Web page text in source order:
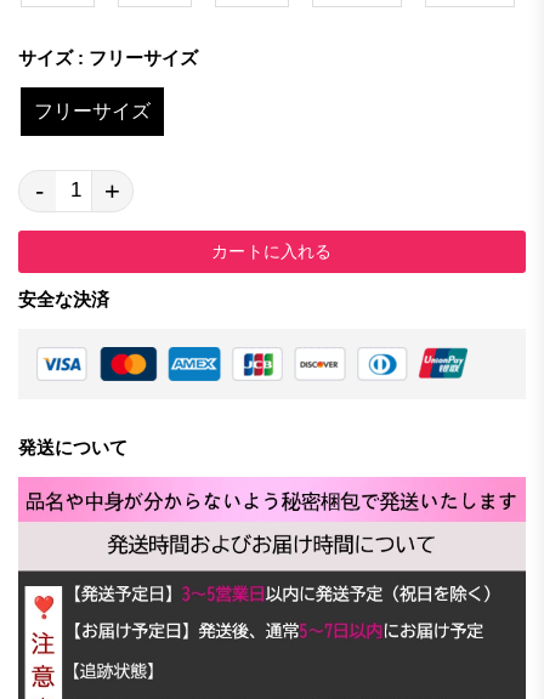
サイズ : フリーサイズ
フリーサイズ
- +
カートに入れる
安全な決済
発送について